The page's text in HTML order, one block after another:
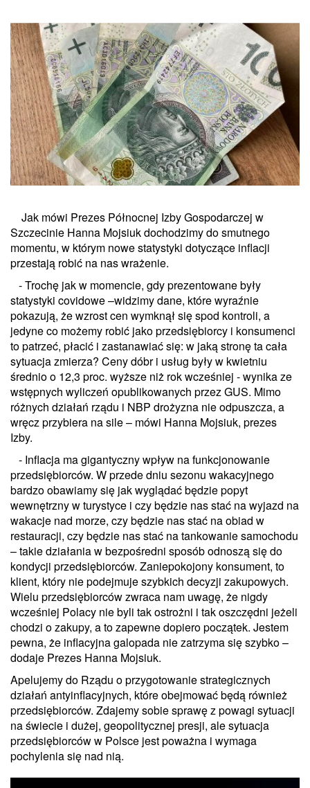
Jak mówi Prezes Północnej Izby Gospodarczej w
Szczecinie Hanna Mojsiuk dochodzimy do smutnego
momentu, w którym nowe statystyki dotyczące inflacji
przestają robić na nas wrażenie.
- Trochę jak w momencie, gdy prezentowane były
statystyki covidowe –widzimy dane, które wyraźnie
pokazują, że wzrost cen wymknął się spod kontroli, a
jedyne co możemy robić jako przedsiębiorcy i konsumenci
to patrzeć, płacić i zastanawiać się: w jaką stronę ta cała
sytuacja zmierza? Ceny dóbr i usług były w kwietniu
średnio o 12,3 proc. wyższe niż rok wcześniej - wynika ze
wstępnych wyliczeń opublikowanych przez GUS. Mimo
różnych działań rządu i NBP drożyzna nie odpuszcza, a
wręcz przybiera na sile – mówi Hanna Mojsiuk, prezes
Izby.
- Inflacja ma gigantyczny wpływ na funkcjonowanie
przedsiębiorców. W przede dniu sezonu wakacyjnego
bardzo obawiamy się jak wyglądać będzie popyt
wewnętrzny w turystyce i czy będzie nas stać na wyjazd na
wakacje nad morze, czy będzie nas stać na obiad w
restauracji, czy będzie nas stać na tankowanie samochodu
– takie działania w bezpośredni sposób odnoszą się do
kondycji przedsiębiorców. Zaniepokojony konsument, to
klient, który nie podejmuje szybkich decyzji zakupowych.
Wielu przedsiębiorców zwraca nam uwagę, że nigdy
wcześniej Polacy nie byli tak ostrożni i tak oszczędni jeżeli
chodzi o zakupy, a to zapewne dopiero początek. Jestem
pewna, że inflacyjna galopada nie zatrzyma się szybko –
dodaje Prezes Hanna Mojsiuk.
Apelujemy do Rządu o przygotowanie strategicznych
działań antyinflacyjnych, które obejmować będą również
przedsiębiorców. Zdajemy sobie sprawę z powagi sytuacji
na świecie i dużej, geopolitycznej presji, ale sytuacja
przedsiębiorców w Polsce jest poważna i wymaga
pochylenia się nad nią.